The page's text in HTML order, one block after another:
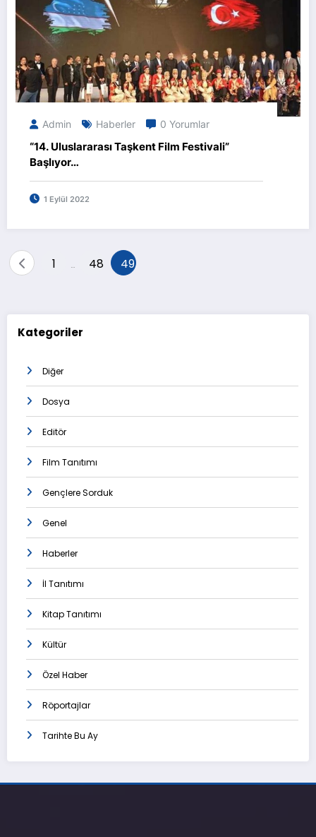
Admin Haberler 0 Yorumlar
“14. Uluslararası Taşkent Film Festivali”
Başlıyor…
1 Eylül 2022
Yazı
1 … 48 49
Kategoriler
Diğer
Dosya
Editör
Film Tanıtımı
Gençlere Sorduk
Genel
Haberler
İl Tanıtımı
Kitap Tanıtımı
Kültür
Özel Haber
Röportajlar
Tarihte Bu Ay